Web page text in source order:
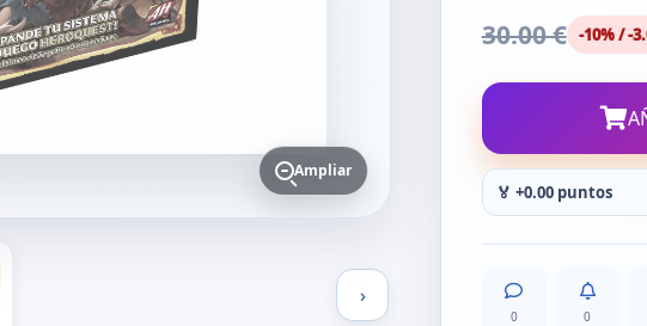
Ampliar
›
30.00 € -10% / -
🏅 +0.00 puntos
0 0